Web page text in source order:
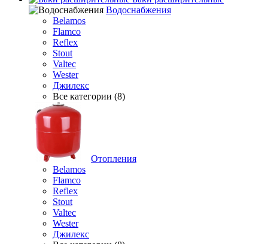
Водоснабжения
Belamos
Flamco
Reflex
Stout
Valtec
Wester
Джилекс
Все категории (8)
Отопления
Belamos
Flamco
Reflex
Stout
Valtec
Wester
Джилекс